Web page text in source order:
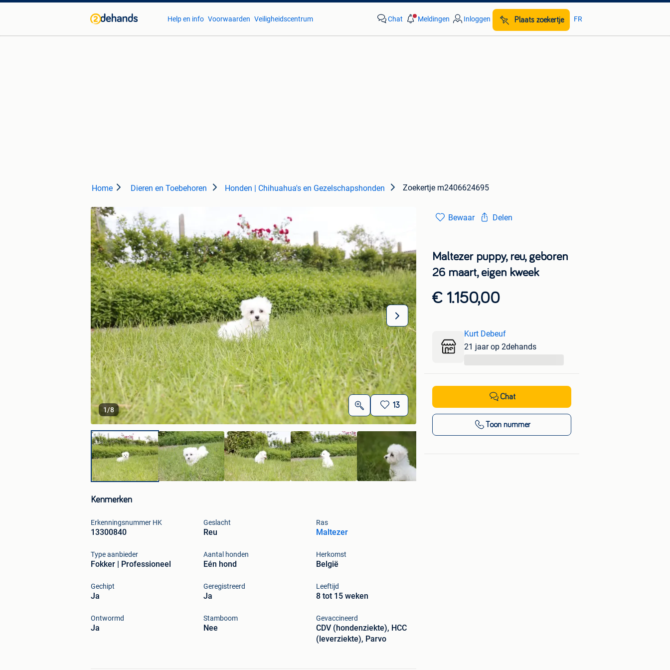
Help en info Voorwaarden Veiligheidscentrum Chat Meldingen Inloggen Plaats zoekertje FR
Home Dieren en Toebehoren Honden | Chihuahua's en Gezelschapshonden Zoekertje m2406624695
1/8
13
Kenmerken
Erkenningsnummer HK
13300840
Geslacht
Reu
Ras
Maltezer
Type aanbieder
Fokker | Professioneel
Aantal honden
Eén hond
Herkomst
België
Gechipt
Ja
Geregistreerd
Ja
Leeftijd
8 tot 15 weken
Ontwormd
Ja
Stamboom
Nee
Gevaccineerd
CDV (hondenziekte), HCC
(leverziekte), Parvo
Bewaar Delen
Maltezer puppy, reu, geboren
26 maart, eigen kweek
€ 1.150,00
Kurt Debeuf
21 jaar op 2dehands
Chat
Toon nummer